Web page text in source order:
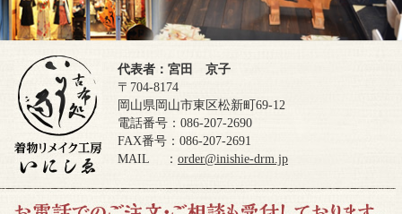
代表者：宮田 京子
〒704-8174
岡山県岡山市東区松新町69-12
電話番号：086-207-2690
FAX番号：086-207-2691
MAIL ： order@inishie-drm.jp